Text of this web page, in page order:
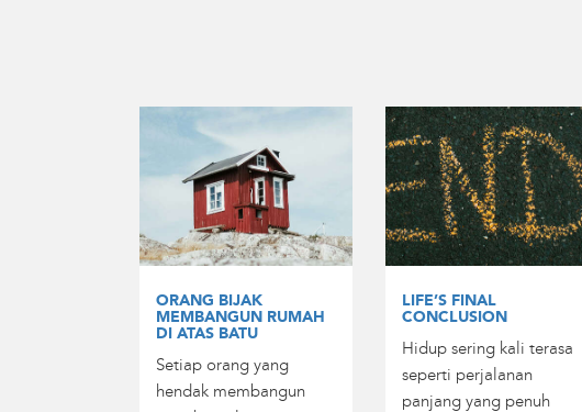
ORANG BIJAK
MEMBANGUN RUMAH
DI ATAS BATU
Setiap orang yang
hendak membangun
LIFE’S FINAL
CONCLUSION
Hidup sering kali terasa
seperti perjalanan
panjang yang penuh